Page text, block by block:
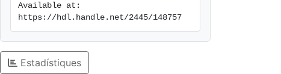
Available at:
https://hdl.handle.net/2445/148757
Estadístiques